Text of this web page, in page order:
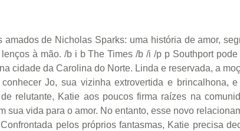
de Nicholas Sparks: uma história de amor,
à mão. /b i b The Times /b /i /p p Southport
cidade da Carolina do Norte. Linda e reservada, a
Jo, sua vizinha extrovertida e brincalhona,
relutante, Katie aos poucos firma raízes na
vida para o amor. No entanto, esse novo
pelos próprios fantasmas, Katie precisa